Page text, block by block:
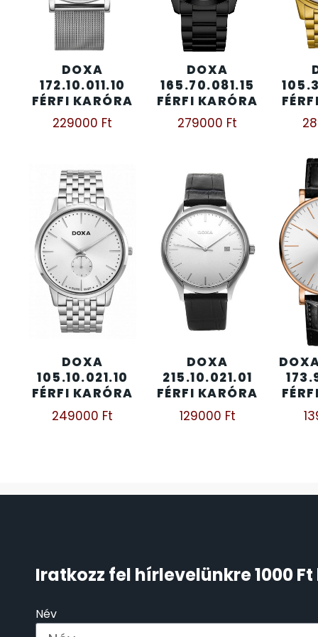
DOXA
172.10.011.10
FÉRFI KARÓRA
229000 Ft
DOXA
165.70.081.15
FÉRFI KARÓRA
279000 Ft
DOXA
105.10.021.10
FÉRFI KARÓRA
249000 Ft
DOXA
215.10.021.01
FÉRFI KARÓRA
129000 Ft
Iratkozz fel hírlevelünkre 1000
Név
KENNETH COLE
MASERATI 95
MORGAN 3
OKOSÓRA SZÍJAK 9
OKOSÓRÁK 55
ÓRAFORGATÓK
ÓRÁS GÉPEK
PULSAR 11
SANTA BARBARA 7